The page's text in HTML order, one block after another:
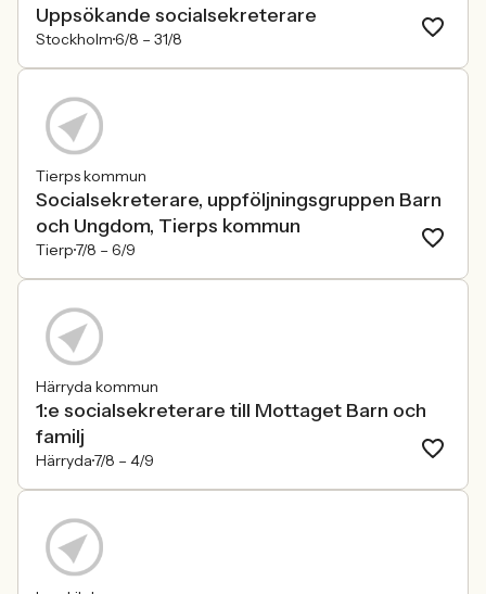
Uppsökande socialsekreterare
Stockholm6/8 – 31/8
Tierps kommun
Socialsekreterare, uppföljningsgruppen Barn
och Ungdom, Tierps kommun
Tierp7/8 – 6/9
Härryda kommun
1:e socialsekreterare till Mottaget Barn och
familj
Härryda7/8 – 4/9